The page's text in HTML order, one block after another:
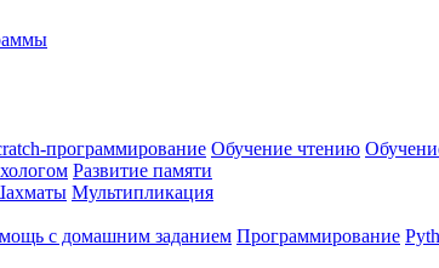
программирование Обучение чтению
Развитие памяти
Мультипликация
с домашним заданием Программирование